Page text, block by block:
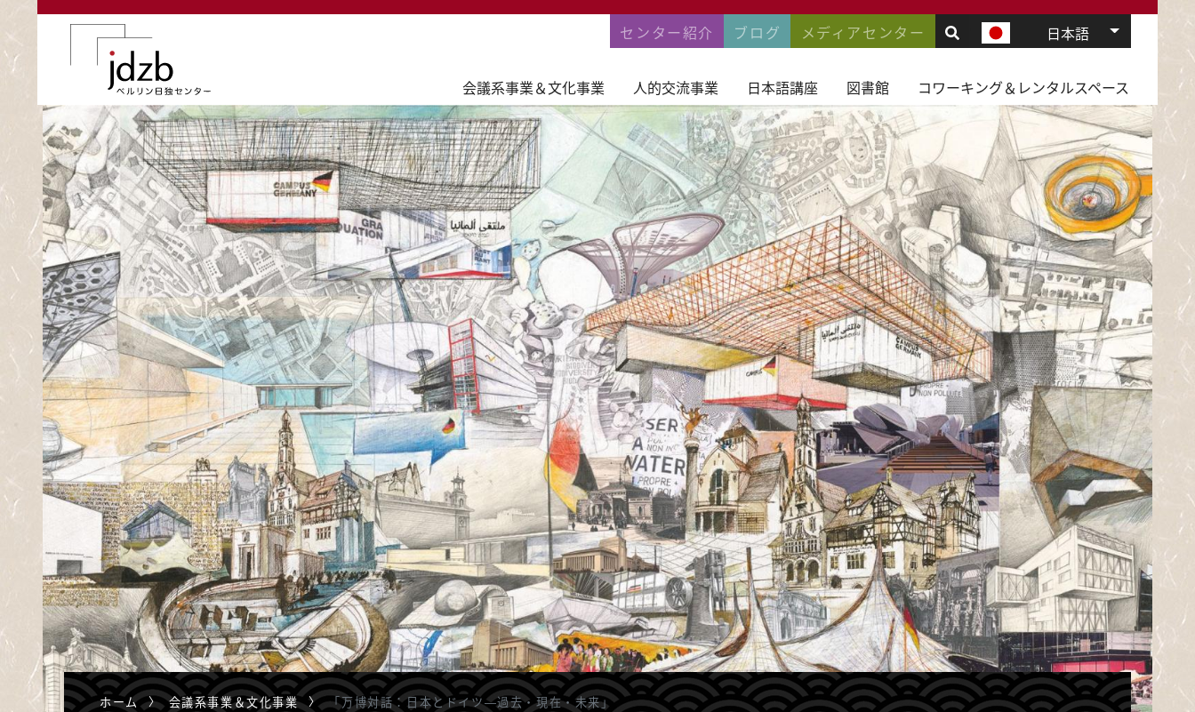
メインコンテンツに移動
PERMANENTNAVIGATION
センター紹介 ブログ メディアセンター 日本語 追加のアク
会議系事業＆文化事業 人的交流事業 日本語講座 図書館 コワーキング＆レンタルスペース
ホーム 会議系事業＆文化事業 「万博対話：日本とドイツ―過去・現在・未来」